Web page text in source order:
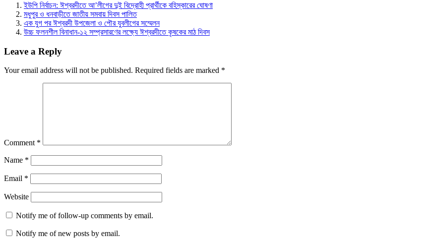
ইউপি নির্বাচন: ঈশ্বরদীতে আ’লীগের দুই বিদ্রোহী প্রার্থীকে বহিস্কারের ঘোষণা
মধুপুর ও ধনবাড়ীতে জাতীয় সমবায় দিবস পালিত
এক যুগ পর ঈশ্বরদী উপজেলা ও পৌর যুবলীগের সম্মেলন
উচ্চ ফলনশীল বিনাধান-১২ সম্প্রসারণের লক্ষ্যে ঈশ্বরদীতে কৃষকের মাঠ দিবস
Leave a Reply
Your email address will not be published. Required fields are marked *
Comment *
Name *
Email *
Website
Notify me of follow-up comments by email.
Notify me of new posts by email.